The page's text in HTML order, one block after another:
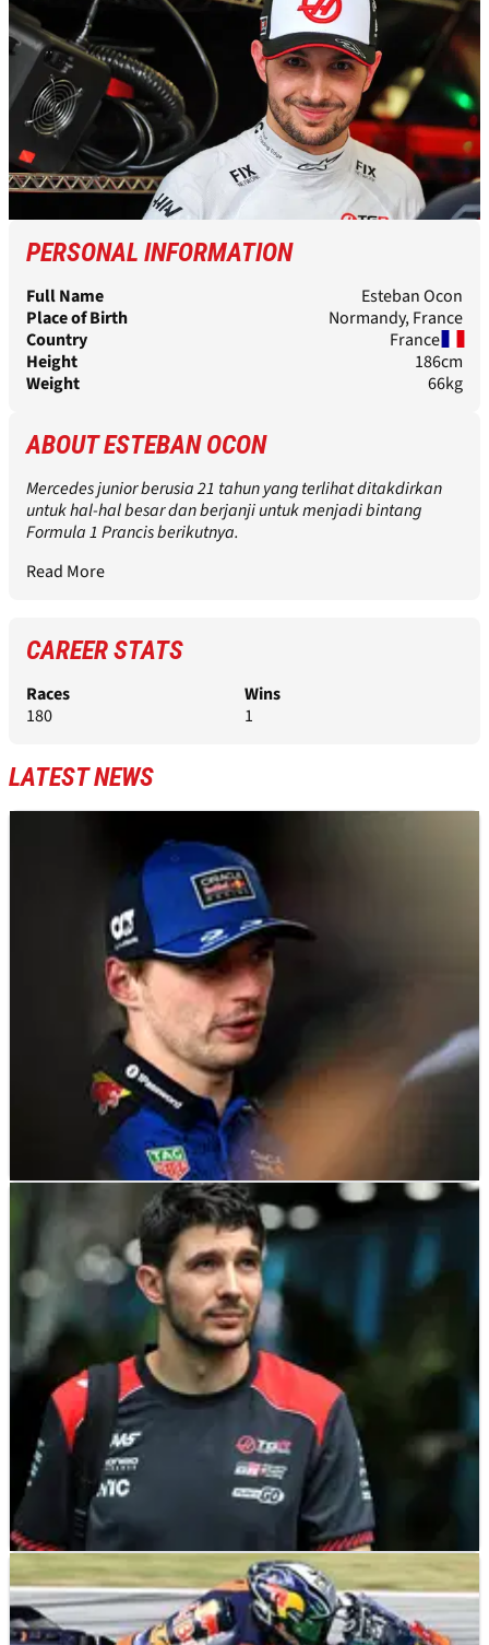
PERSONAL INFORMATION
Full Name
Esteban Ocon
Place of Birth
Normandy, France
Country
France
Height
186cm
Weight
66kg
ABOUT ESTEBAN OCON
Mercedes junior berusia 21 tahun yang terlihat ditakdirkan
untuk hal-hal besar dan berjanji untuk menjadi bintang
Formula 1 Prancis berikutnya.
Read More
CAREER STATS
Races
180
Wins
1
LATEST NEWS
16/07/26
Para Pembalap yang Dapat Membuka Pasar
Pembalap F1 2027
F1 NEWS 22/05/26
Esteban Ocon Menyebut Rumor Kepergian
Haas "Omong Kosong"